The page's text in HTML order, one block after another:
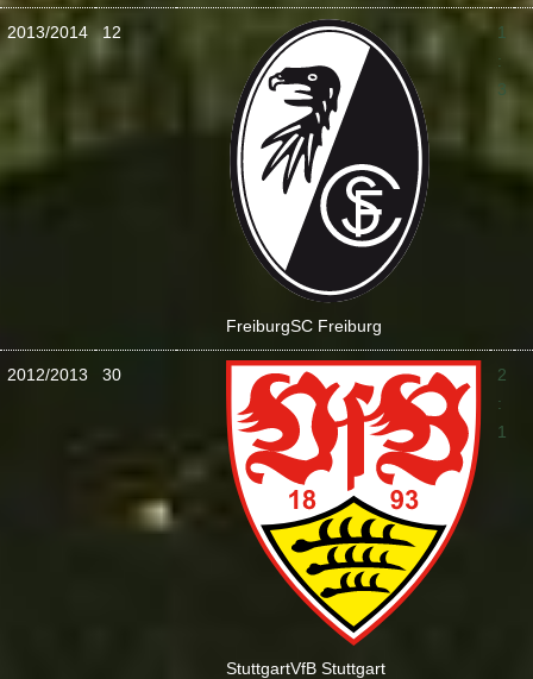
2013/2014 12
FreiburgSC Freiburg
1
:
3
2012/2013 30
StuttgartVfB Stuttgart
2
:
1